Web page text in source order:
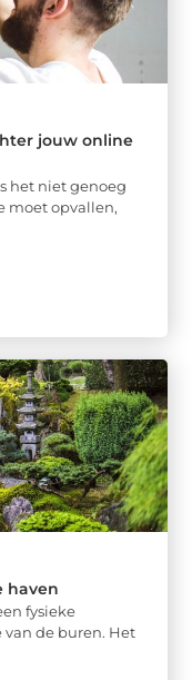
jouw online
het niet genoeg
moet opvallen,
haven
fysieke
de buren. Het